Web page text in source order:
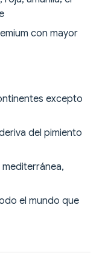
con mayor
excepto
del pimiento
el mundo que